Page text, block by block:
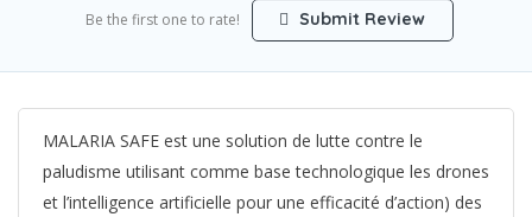
Be the first one to rate! Submit Review
MALARIA SAFE est une solution de lutte contre le
paludisme utilisant comme base technologique les drones
et l’intelligence artificielle pour une efficacité d’action) des